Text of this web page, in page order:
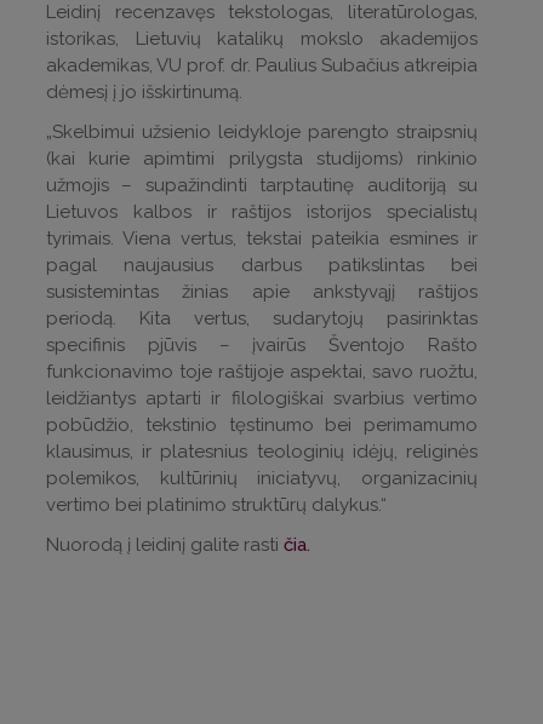
Leidinį recenzavęs tekstologas, literatūrologas,
istorikas, Lietuvių katalikų mokslo akademijos
akademikas, VU prof. dr. Paulius Subačius atkreipia
dėmesį į jo išskirtinumą.
„Skelbimui užsienio leidykloje parengto straipsnių
(kai kurie apimtimi prilygsta studijoms) rinkinio
užmojis – supažindinti tarptautinę auditoriją su
Lietuvos kalbos ir raštijos istorijos specialistų
tyrimais. Viena vertus, tekstai pateikia esmines ir
pagal naujausius darbus patikslintas bei
susistemintas žinias apie ankstyvąjį raštijos
periodą. Kita vertus, sudarytojų pasirinktas
specifinis pjūvis – įvairūs Šventojo Rašto
funkcionavimo toje raštijoje aspektai, savo ruožtu,
leidžiantys aptarti ir filologiškai svarbius vertimo
pobūdžio, tekstinio tęstinumo bei perimamumo
klausimus, ir platesnius teologinių idėjų, religinės
polemikos, kultūrinių iniciatyvų, organizacinių
vertimo bei platinimo struktūrų dalykus.“
Nuorodą į leidinį galite rasti čia.